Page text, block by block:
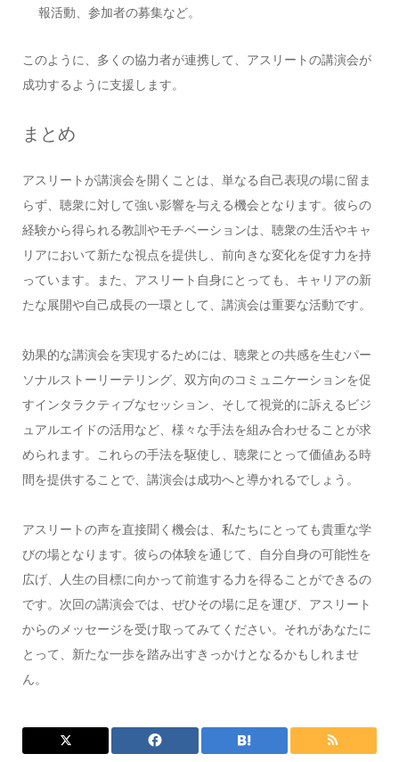
報活動、参加者の募集など。
このように、多くの協力者が連携して、アスリートの講演会が
成功するように支援します。
まとめ
アスリートが講演会を開くことは、単なる自己表現の場に留ま
らず、聴衆に対して強い影響を与える機会となります。彼らの
経験から得られる教訓やモチベーションは、聴衆の生活やキャ
リアにおいて新たな視点を提供し、前向きな変化を促す力を持
っています。また、アスリート自身にとっても、キャリアの新
たな展開や自己成長の一環として、講演会は重要な活動です。
効果的な講演会を実現するためには、聴衆との共感を生むパー
ソナルストーリーテリング、双方向のコミュニケーションを促
すインタラクティブなセッション、そして視覚的に訴えるビジ
ュアルエイドの活用など、様々な手法を組み合わせることが求
められます。これらの手法を駆使し、聴衆にとって価値ある時
間を提供することで、講演会は成功へと導かれるでしょう。
アスリートの声を直接聞く機会は、私たちにとっても貴重な学
びの場となります。彼らの体験を通じて、自分自身の可能性を
広げ、人生の目標に向かって前進する力を得ることができるの
です。次回の講演会では、ぜひその場に足を運び、アスリート
からのメッセージを受け取ってみてください。それがあなたに
とって、新たな一歩を踏み出すきっかけとなるかもしれませ
ん。